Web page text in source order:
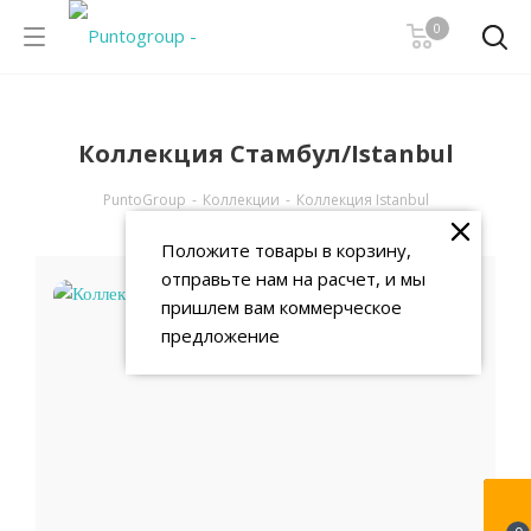
0
Коллекция Стамбул/Istanbul
PuntoGroup - Коллекции - Коллекция Istanbul
Положите товары в корзину,
отправьте нам на расчет, и мы
пришлем вам коммерческое
предложение